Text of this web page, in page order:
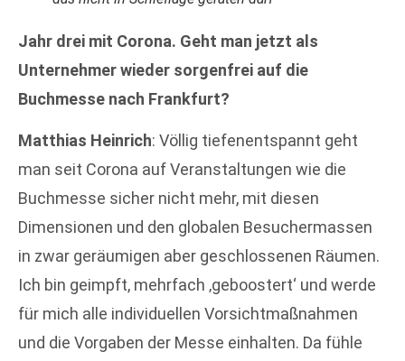
Jahr drei mit Corona. Geht man jetzt als
Unternehmer wieder sorgenfrei auf die
Buchmesse nach Frankfurt?
Matthias Heinrich: Völlig tiefenentspannt geht
man seit Corona auf Veranstaltungen wie die
Buchmesse sicher nicht mehr, mit diesen
Dimensionen und den globalen Besuchermassen
in zwar geräumigen aber geschlossenen Räumen.
Ich bin geimpft, mehrfach ‚geboostert‘ und werde
für mich alle individuellen Vorsichtmaßnahmen
und die Vorgaben der Messe einhalten. Da fühle